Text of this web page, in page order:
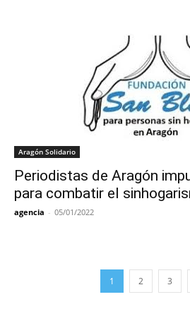
Aragón Solidario
Periodistas de Aragón
para combatir el
agencia - 05/01/2022
1 2 3